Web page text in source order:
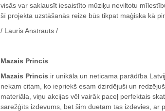
visās var saklausīt iesaistīto mūziķu neviltotu
šī projekta uzstāšanās reize būs tikpat maģiska kā
/ Lauris Anstrauts /
Mazais Princis
Mazais Princis ir unikāla un neticama parādība
nekam citam, ko iepriekš esam dzirdējuši un
materiāla, viņu akcijas vēl vairāk paceļ perfektais
sarežģīts izdevums, bet šim duetam tas izdevies, ar